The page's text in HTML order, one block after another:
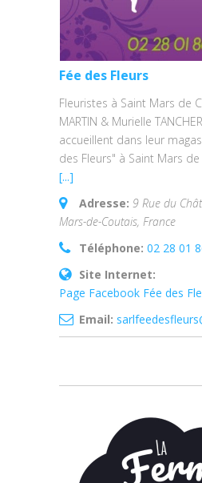
Fée des Fleurs
Fleuristes à Saint Mars de
MARTIN & Murielle
accueillent dans leur
des Fleurs" à Saint Mars
[...]
Adresse: 9 Rue du
Mars-de-Coutais, France
Téléphone: 02 28 01
Site Internet:
Page Facebook Fée des
Email: